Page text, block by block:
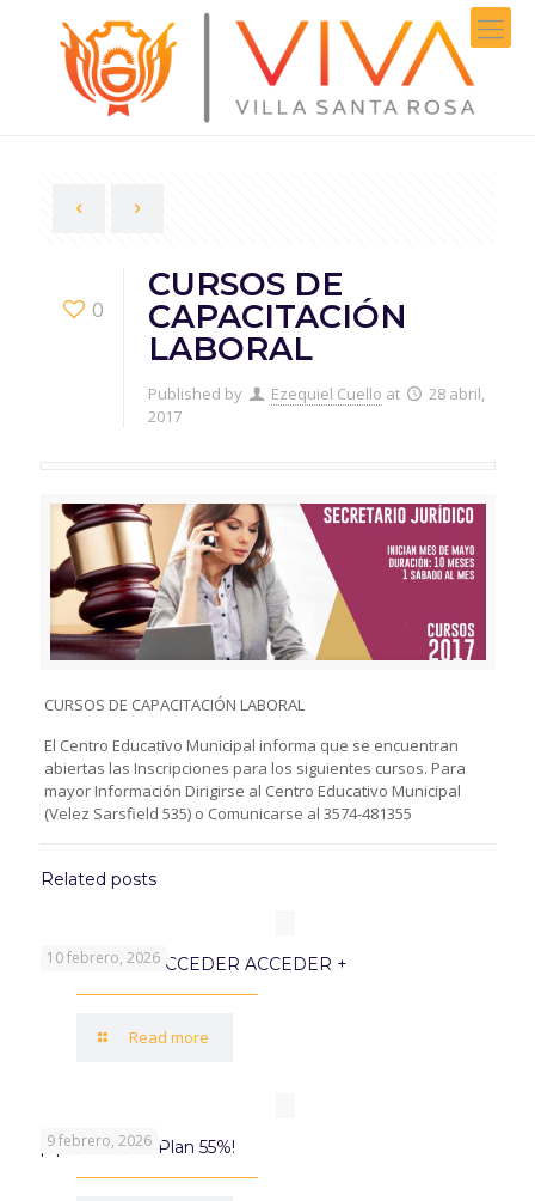
0
CURSOS DE
CAPACITACIÓN
LABORAL
Published by Ezequiel Cuello at
28 abril,
2017
CURSOS DE CAPACITACIÓN LABORAL
El Centro Educativo Municipal informa que se encuentran
abiertas las Inscripciones para los siguientes cursos. Para
mayor Información Dirigirse al Centro Educativo Municipal
(Velez Sarsfield 535) o Comunicarse al 3574-481355
Related posts
10 febrero, 2026
PROGRAMA ACCEDER ACCEDER +
Read more
9 febrero, 2026
¡Aprovechá el Plan 55%!